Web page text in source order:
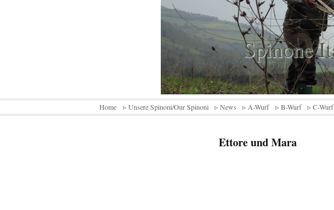
Spinone
Home ▹ Unsere Spinoni/Our Spinoni ▹ News ▹ A-Wurf ▹ B-Wurf ▹ C-Wurf
Ettore und Mara